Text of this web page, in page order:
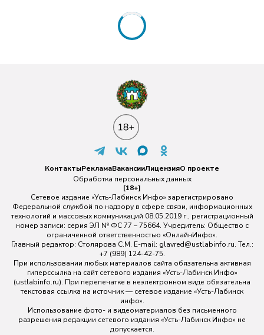
КонтактыРекламаВакансииЛицензияО проекте
Обработка персональных данных
[18+]
Сетевое издание «Усть-Лабинск Инфо» зарегистрировано
Федеральной службой по надзору в сфере связи, информационных
технологий и массовых коммуникаций 08.05.2019 г., регистрационный
номер записи: серия ЭЛ № ФС 77 – 75664. Учредитель: Общество с
ограниченной ответственностью «ОнлайнИнфо».
Главный редактор: Столярова С.М. E-mail: glavred@ustlabinfo.ru. Тел.:
+7 (989) 124-42-75.
При использовании любых материалов сайта обязательна активная
гиперссылка на сайт сетевого издания «Усть-Лабинск Инфо»
(ustlabinfo.ru). При перепечатке в неэлектронном виде обязательна
текстовая ссылка на источник — сетевое издание «Усть-Лабинск
инфо».
Использование фото- и видеоматериалов без письменного
разрешения редакции сетевого издания «Усть-Лабинск Инфо» не
допускается.